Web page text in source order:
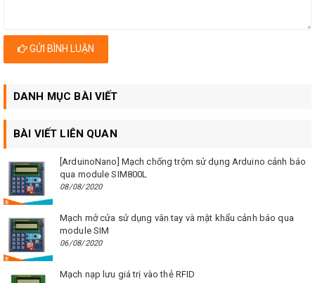
GỬI BÌNH LUẬN
DANH MỤC BÀI VIẾT
BÀI VIẾT LIÊN QUAN
[ArduinoNano] Mạch chống trộm sử dụng Arduino cảnh báo
qua module SIM800L
08/08/2020
Mạch mở cửa sử dụng vân tay và mật khẩu cảnh báo qua
module SIM
06/08/2020
Mạch nạp lưu giá trị vào thẻ RFID